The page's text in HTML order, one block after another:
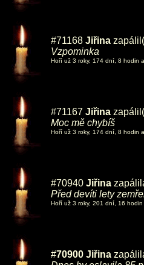
#71168 Jiřina
Vzpominka
Hoří už 3 roky, 174 dní, 8 hodin
#71167 Jiřina
Moc mě chybíš
Hoří už 3 roky, 174 dní, 8 hodin
#70940 Jiřina
Před devíti lety
Hoří už 3 roky, 201 dní, 16 hodin
#70900 Jiřina